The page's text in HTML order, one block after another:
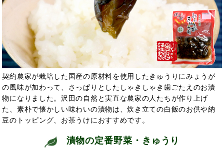
契約農家が栽培した国産の原材料を使用したきゅうりにみょうが
の風味が加わって、さっぱりとしたしゃきしゃき歯ごたえのお漬
物になりました。沢田の自然と実直な農家の人たちが作り上げ
た、素朴で懐かしい味わいの漬物は、炊き立ての白飯のお供や納
豆のトッピング、お茶うけにおすすめです。
漬物の定番野菜・きゅうり